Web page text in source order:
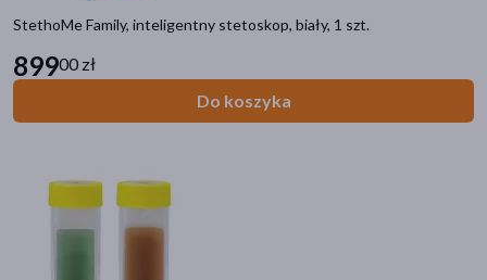
StethoMe Family, inteligentny stetoskop, biały, 1 szt.
89900 zł
Do koszyka